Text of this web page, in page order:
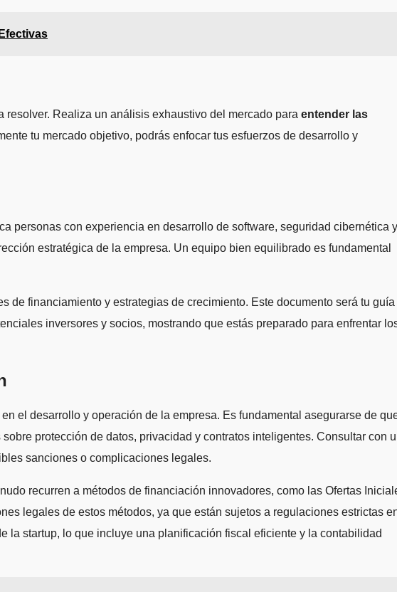
Realiza un análisis exhaustivo del mercado para entender las
tu mercado objetivo, podrás enfocar tus esfuerzos de desarrollo y
personas con experiencia en desarrollo de software, seguridad cibernética y
estratégica de la empresa. Un equipo bien equilibrado es fundamental
financiamiento y estrategias de crecimiento. Este documento será tu guía
inversores y socios, mostrando que estás preparado para enfrentar
el desarrollo y operación de la empresa. Es fundamental asegurarse de
protección de datos, privacidad y contratos inteligentes. Consultar con
sanciones o complicaciones legales.
recurren a métodos de financiación innovadores, como las Ofertas
legales de estos métodos, ya que están sujetos a regulaciones estrictas
startup, lo que incluye una planificación fiscal eficiente y la contabilidad